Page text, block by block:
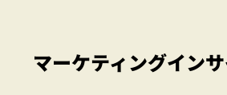
マーケティングイン